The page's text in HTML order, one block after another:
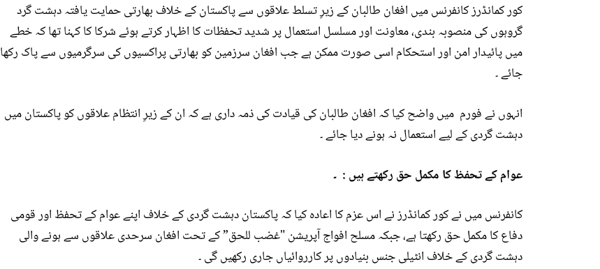
کور کمانڈرز کانفرنس میں افغان طالبان کے زیرِ تسلط علاقوں سے پاکستان کے خلاف بھارتی حمایت یافتہ دہشت گرد
گروہوں کی منصوبہ بندی، معاونت اور مسلسل استعمال پر شدید تحفظات کا اظہار کرتے ہوئے شرکا کا کہنا تھا کہ خطے
میں پائیدار امن اور استحکام اسی صورت ممکن ہے جب افغان سرزمین کو بھارتی پراکسیوں کی سرگرمیوں سے پاک رکھا
جائے ۔
انہوں نے فورم میں واضح کیا کہ افغان طالبان کی قیادت کی ذمہ داری ہے کہ ان کے زیرِ انتظام علاقوں کو پاکستان میں
دہشت گردی کے لیے استعمال نہ ہونے دیا جائے ۔
عوام کے تحفظ کا مکمل حق رکھتے ہیں : ۔
کانفرنس میں نے کور کمانڈرز نے اس عزم کا اعادہ کیا کہ پاکستان دہشت گردی کے خلاف اپنے عوام کے تحفظ اور قومی
دفاع کا مکمل حق رکھتا ہے، جبکہ مسلح افواج آپریشن "غضب للحق” کے تحت افغان سرحدی علاقوں سے ہونے والی
دہشت گردی کے خلاف انٹیلی جنس بنیادوں پر کارروائیاں جاری رکھیں گی ۔